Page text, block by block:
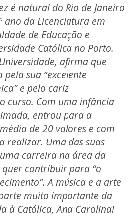
é natural do Rio de Janeiro
ano da Licenciatura em
de Educação e
Católica no Porto.
afirma que
pela sua “excelente
e pelo cariz
curso. Com uma infância
entrou para a
de 20 valores e com
realizar. Uma das suas
carreira na área da
quer contribuir para “o
A música e a arte
muito importante da
à Católica, Ana Carolina!